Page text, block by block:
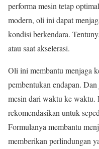
performa mesin tetap
modern, oli ini dapat
kondisi berkendara.
atau saat akselerasi.
Oli ini membantu menjaga
pembentukan endapan.
mesin dari waktu ke
rekomendasikan untuk
Formulanya membantu
memberikan perlindungan